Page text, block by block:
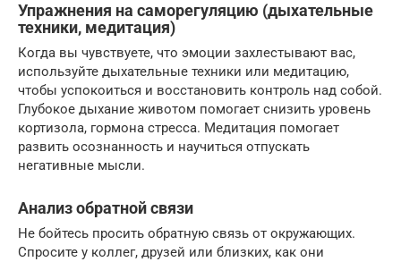
Упражнения на саморегуляцию (дыхательные
техники, медитация)
Когда вы чувствуете, что эмоции захлестывают вас,
используйте дыхательные техники или медитацию,
чтобы успокоиться и восстановить контроль над собой.
Глубокое дыхание животом помогает снизить уровень
кортизола, гормона стресса. Медитация помогает
развить осознанность и научиться отпускать
негативные мысли.
Анализ обратной связи
Не бойтесь просить обратную связь от окружающих.
Спросите у коллег, друзей или близких, как они